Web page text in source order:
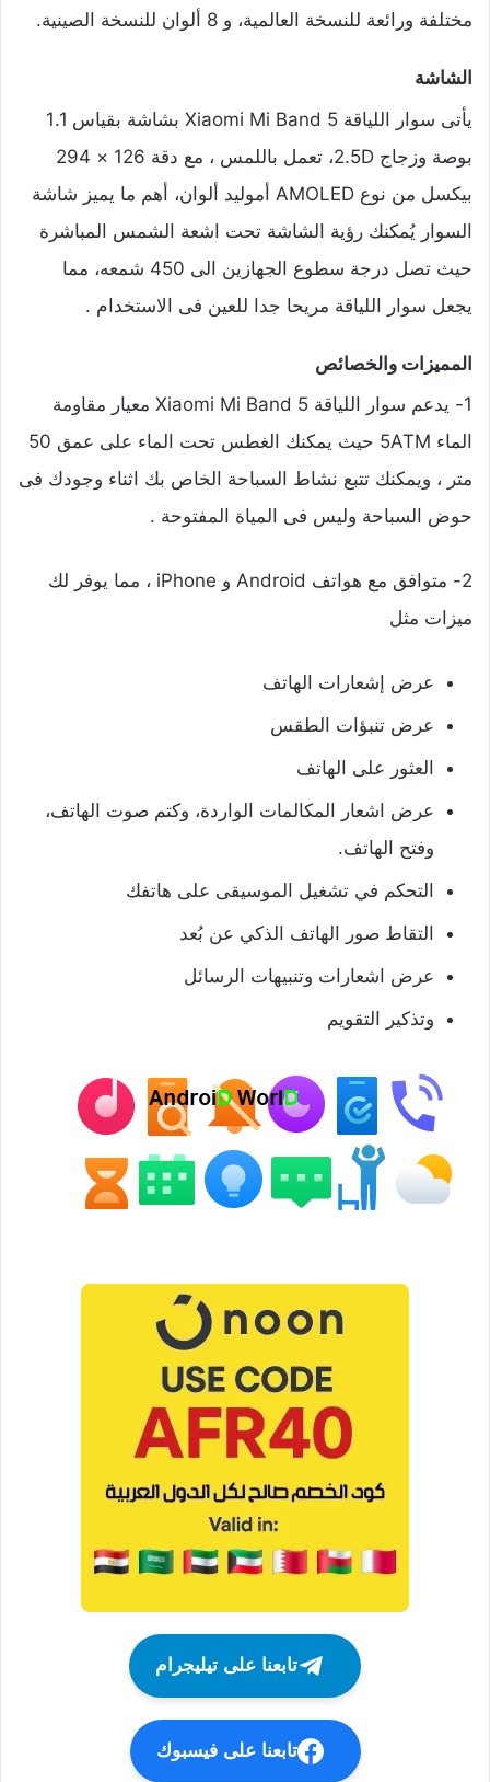
مختلفة ورائعة للنسخة العالمية، و 8 ألوان للنسخة الصينية.
الشاشة
يأتى سوار اللياقة Xiaomi Mi Band 5 بشاشة بقياس 1.1
بوصة وزجاج 2.5D، تعمل باللمس ، مع دقة 126 × 294
بيكسل من نوع AMOLED أموليد ألوان، أهم ما يميز شاشة
السوار يُمكنك رؤية الشاشة تحت اشعة الشمس المباشرة
حيث تصل درجة سطوع الجهازين الى 450 شمعه، مما
يجعل سوار اللياقة مريحا جدا للعين فى الاستخدام .
المميزات والخصائص
1- يدعم سوار اللياقة Xiaomi Mi Band 5 معيار مقاومة
الماء 5ATM حيث يمكنك الغطس تحت الماء على عمق 50
متر ، ويمكنك تتبع نشاط السباحة الخاص بك اثناء وجودك فى
حوض السباحة وليس فى المياة المفتوحة .
2- متوافق مع هواتف Android و iPhone ، مما يوفر لك
ميزات مثل
عرض إشعارات الهاتف
عرض تنبؤات الطقس
العثور على الهاتف
عرض اشعار المكالمات الواردة، وكتم صوت الهاتف،
وفتح الهاتف.
التحكم في تشغيل الموسيقى على هاتفك
التقاط صور الهاتف الذكي عن بُعد
عرض اشعارات وتنبيهات الرسائل
وتذكير التقويم
تابعنا على تيليجرام
تابعنا على فيسبوك